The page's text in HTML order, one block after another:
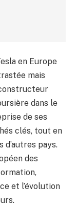
en Europe
mais
dans le
de ses
clés, tout en
d’autres pays.
des
et l’évolution